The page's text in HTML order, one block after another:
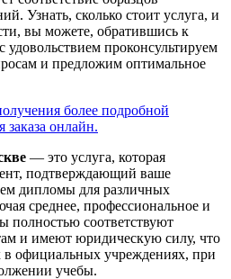
Узнать, сколько стоит услуга, и
вы можете, обратившись к
проконсультируем
и предложим оптимальное
более подробной
онлайн.
— это услуга, которая
подтверждающий ваше
дипломы для различных
среднее, профессиональное и
соответствуют
и имеют юридическую силу, что
в официальных учреждениях, при
учебы.